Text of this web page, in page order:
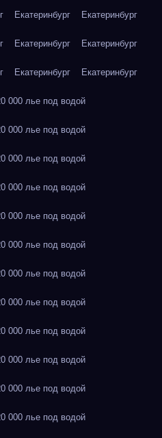
Екатеринбург Екатеринбург
Екатеринбург Екатеринбург
Екатеринбург Екатеринбург
лье под водой
лье под водой
лье под водой
лье под водой
лье под водой
лье под водой
лье под водой
лье под водой
лье под водой
лье под водой
лье под водой
лье под водой